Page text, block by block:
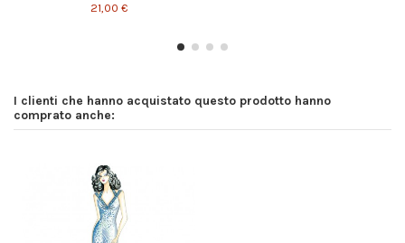
21,00 €
I clienti che hanno acquistato questo prodotto hanno
comprato anche: